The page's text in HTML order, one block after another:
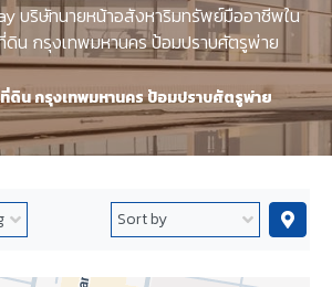
บริษัทนายหน้าอสังหาริมทรัพย์มืออาชีพใน
ดิน กรุงเทพมหานคร ป้อมปราบศัตรูพ่าย
ดิน กรุงเทพมหานคร ป้อมปราบศัตรูพ่าย